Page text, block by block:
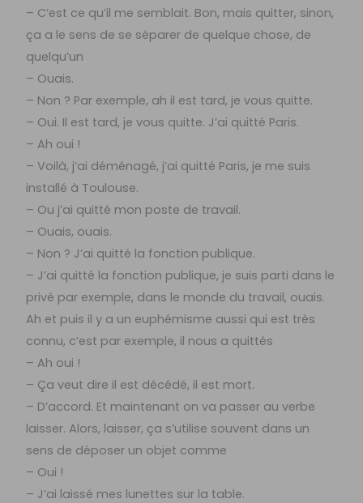
– C’est ce qu’il me semblait. Bon, mais quitter, sinon,
ça a le sens de se séparer de quelque chose, de
quelqu’un
– Ouais.
– Non ? Par exemple, ah il est tard, je vous quitte.
– Oui. Il est tard, je vous quitte. J’ai quitté Paris.
– Ah oui !
– Voilà, j’ai déménagé, j’ai quitté Paris, je me suis
installé à Toulouse.
– Ou j’ai quitté mon poste de travail.
– Ouais, ouais.
– Non ? J’ai quitté la fonction publique.
– J’ai quitté la fonction publique, je suis parti dans le
privé par exemple, dans le monde du travail, ouais.
Ah et puis il y a un euphémisme aussi qui est très
connu, c’est par exemple, il nous a quittés
– Ah oui !
– Ça veut dire il est décédé, il est mort.
– D’accord. Et maintenant on va passer au verbe
laisser. Alors, laisser, ça s’utilise souvent dans un
sens de déposer un objet comme
– Oui !
– J’ai laissé mes lunettes sur la table.